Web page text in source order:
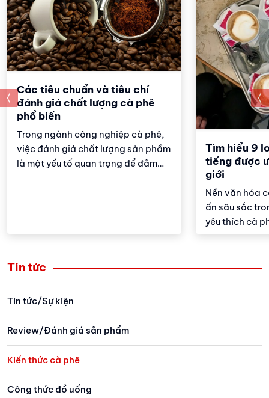
Các tiêu chuẩn và tiêu chí
đánh giá chất lượng cà phê
phổ biến
Trong ngành công nghiệp cà phê,
việc đánh giá chất lượng sản phẩm
là một yếu tố quan trọng để đảm
các chuyên gia trong lĩnh vực này
được giá trị của từng loại cà phê.
viết dưới đây nhé!
Tìm hiểu 9
tiếng được
giới
Nền văn hóa
ấn sâu sắc
yêu thích cà
Từ những
mỗi loại cà
prev
Tin tức
Tin tức/Sự kiện
Review/Đánh giá sản phẩm
Kiến thức cà phê
Công thức đồ uống